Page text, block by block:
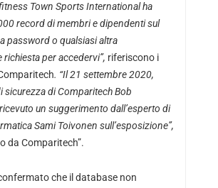
Town Sports International ha
record di membri e dipendenti sul
password o qualsiasi altra
richiesta per accedervi”, riferiscono i
. “Il 21 settembre 2020,
sicurezza di Comparitech Bob
un suggerimento dall’esperto di
Sami Toivonen sull’esposizione”,
da Comparitech”.
che il database non